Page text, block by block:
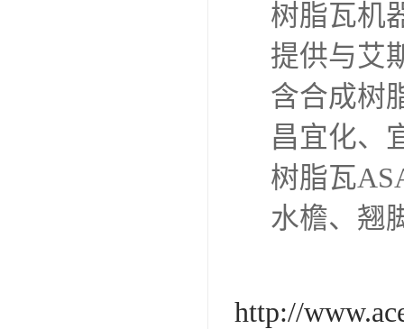
树脂瓦机
提供与艾
含合成树
昌宜化、
树脂瓦
水檐、翘
http://